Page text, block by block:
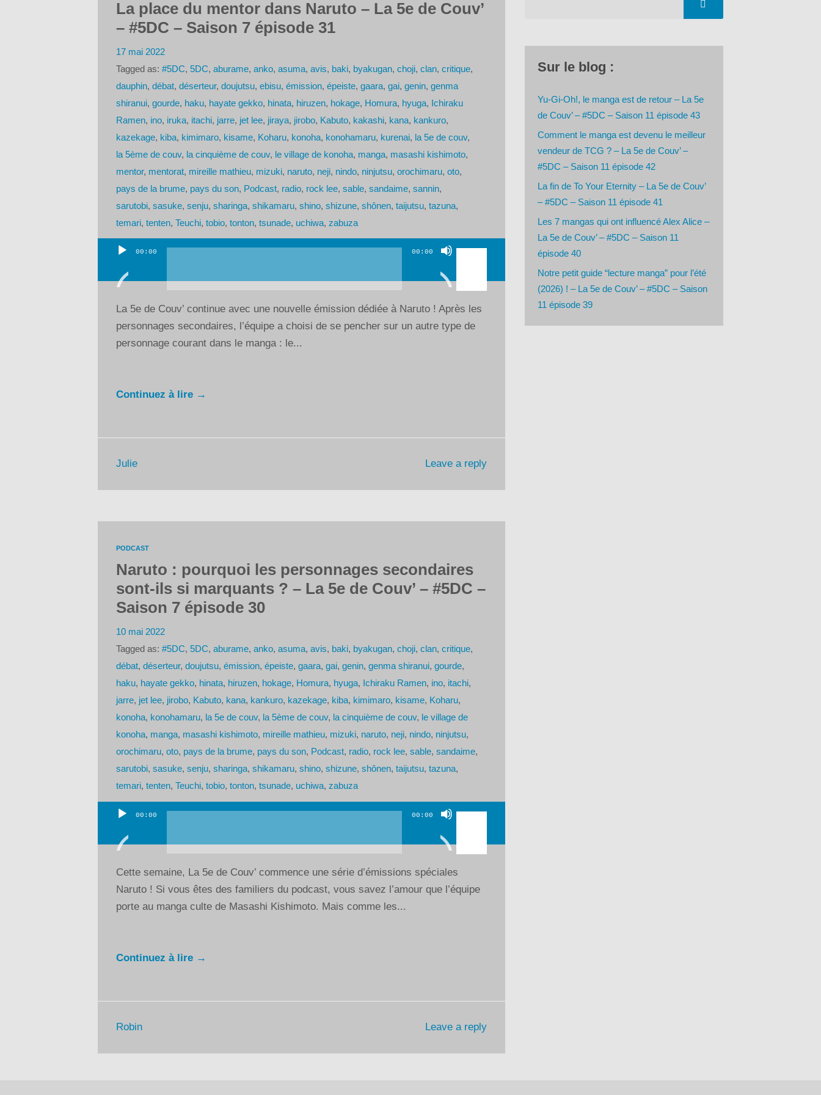
La place du mentor dans Naruto – La 5e de Couv’
– #5DC – Saison 7 épisode 31
17 mai 2022
Tagged as: #5DC, 5DC, aburame, anko, asuma, avis, baki, byakugan, choji, clan, critique,
dauphin, débat, déserteur, doujutsu, ebisu, émission, épeiste, gaara, gai, genin, genma
shiranui, gourde, haku, hayate gekko, hinata, hiruzen, hokage, Homura, hyuga, Ichiraku
Ramen, ino, iruka, itachi, jarre, jet lee, jiraya, jirobo, Kabuto, kakashi, kana, kankuro,
kazekage, kiba, kimimaro, kisame, Koharu, konoha, konohamaru, kurenai, la 5e de couv,
la 5ème de couv, la cinquième de couv, le village de konoha, manga, masashi kishimoto,
mentor, mentorat, mireille mathieu, mizuki, naruto, neji, nindo, ninjutsu, orochimaru, oto,
pays de la brume, pays du son, Podcast, radio, rock lee, sable, sandaime, sannin,
sarutobi, sasuke, senju, sharinga, shikamaru, shino, shizune, shônen, taijutsu, tazuna,
temari, tenten, Teuchi, tobio, tonton, tsunade, uchiwa, zabuza
Lecteur
audio
00:00 00:00
Utilisez
flèches
pour
augmenter
La 5e de Couv’ continue avec une nouvelle émission dédiée à Naruto ! Après les
personnages secondaires, l’équipe a choisi de se pencher sur un autre type de
personnage courant dans le manga : le...
Continuez à lire →
Leave a reply
Julie
PODCAST
Naruto : pourquoi les personnages secondaires
sont-ils si marquants ? – La 5e de Couv’ – #5DC –
Saison 7 épisode 30
10 mai 2022
Tagged as: #5DC, 5DC, aburame, anko, asuma, avis, baki, byakugan, choji, clan, critique,
débat, déserteur, doujutsu, émission, épeiste, gaara, gai, genin, genma shiranui, gourde,
haku, hayate gekko, hinata, hiruzen, hokage, Homura, hyuga, Ichiraku Ramen, ino, itachi,
jarre, jet lee, jirobo, Kabuto, kana, kankuro, kazekage, kiba, kimimaro, kisame, Koharu,
konoha, konohamaru, la 5e de couv, la 5ème de couv, la cinquième de couv, le village de
konoha, manga, masashi kishimoto, mireille mathieu, mizuki, naruto, neji, nindo, ninjutsu,
orochimaru, oto, pays de la brume, pays du son, Podcast, radio, rock lee, sable, sandaime,
sarutobi, sasuke, senju, sharinga, shikamaru, shino, shizune, shônen, taijutsu, tazuna,
temari, tenten, Teuchi, tobio, tonton, tsunade, uchiwa, zabuza
Lecteur
audio
00:00 00:00
Utilisez
flèches
pour
augmenter
Cette semaine, La 5e de Couv’ commence une série d’émissions spéciales
Naruto ! Si vous êtes des familiers du podcast, vous savez l’amour que l’équipe
porte au manga culte de Masashi Kishimoto. Mais comme les...
Continuez à lire →
Leave a reply
Robin
Sur le blog :
Yu-Gi-Oh!, le manga est de retour – La 5e
de Couv’ – #5DC – Saison 11 épisode 43
Comment le manga est devenu le meilleur
vendeur de TCG ? – La 5e de Couv’ –
#5DC – Saison 11 épisode 42
La fin de To Your Eternity – La 5e de Couv’
– #5DC – Saison 11 épisode 41
Les 7 mangas qui ont influencé Alex Alice –
La 5e de Couv’ – #5DC – Saison 11
épisode 40
Notre petit guide “lecture manga” pour l’été
(2026) ! – La 5e de Couv’ – #5DC – Saison
11 épisode 39